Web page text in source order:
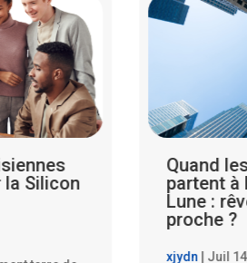
la
Les
Qui
Bancaire !
xjydn
Juil